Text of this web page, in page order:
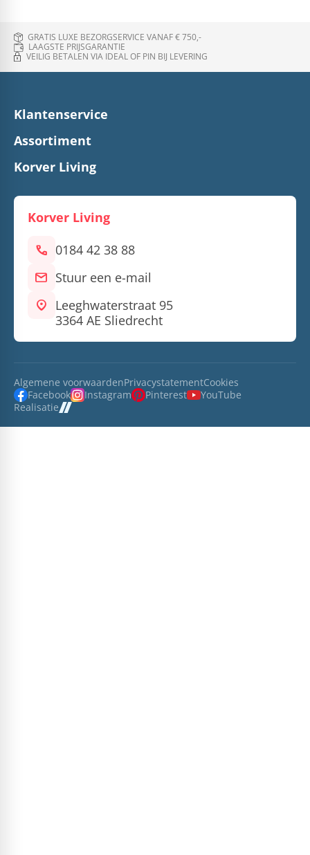
GRATIS LUXE BEZORGSERVICE VANAF € 750,-
LAAGSTE PRIJSGARANTIE
VEILIG BETALEN VIA IDEAL OF PIN BIJ LEVERING
Klantenservice
Assortiment
Korver Living
Korver Living
call 0184 42 38 88
mail Stuur een e-mail
location_on Leeghwaterstraat 95
3364 AE Sliedrecht
Algemene voorwaardenPrivacystatementCookies
Facebook
Instagram Pinterest
YouTube
Realisatie